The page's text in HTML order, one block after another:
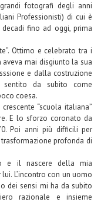
fotografi degli anni
Professionisti) di cui è
fino ad oggi, prima
Ottimo e celebrato tra i
mai disgiunto la sua
e dalla costruzione
da subito come
coesa.
“scuola italiana”
E lo sforzo coronato da
Poi anni più difficili per
profonda di
e il nascere della mia
L’incontro con un uomo
dei sensi mi ha da subito
razionale e insieme